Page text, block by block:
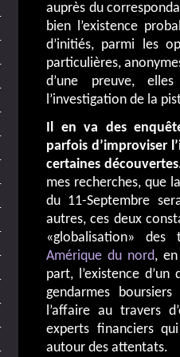
auprès du
bien l’existence
d’initiés, parmi les
particulières,
d’une preuve,
l’investigation de la
Il en va des
parfois d’improviser
certaines
mes recherches, que
du 11-Septembre
autres, ces deux
«globalisation» des
Amérique du nord,
part, l’existence
gendarmes
l’affaire au travers
experts financiers
autour des attentats.